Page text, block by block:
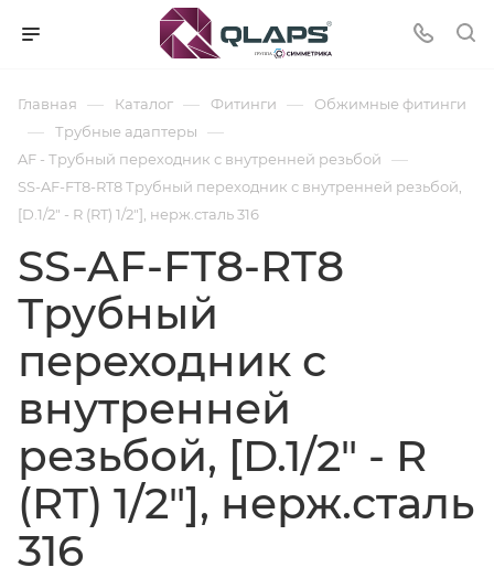
Главная — Каталог — Фитинги — Обжимные фитинги
— Трубные адаптеры —
AF - Трубный переходник с внутренней резьбой —
SS-AF-FT8-RT8 Трубный переходник с внутренней резьбой,
[D.1/2" - R (RT) 1/2"], нерж.сталь 316
SS-AF-FT8-RT8
Трубный
переходник с
внутренней
резьбой, [D.1/2" - R
(RT) 1/2"], нерж.сталь
316